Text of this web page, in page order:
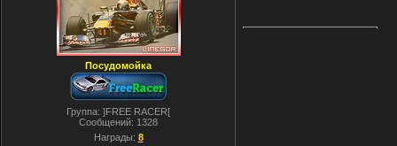
Посудомойка
Группа: ]FREE RACER[
Сообщений: 1328
Награды: 8